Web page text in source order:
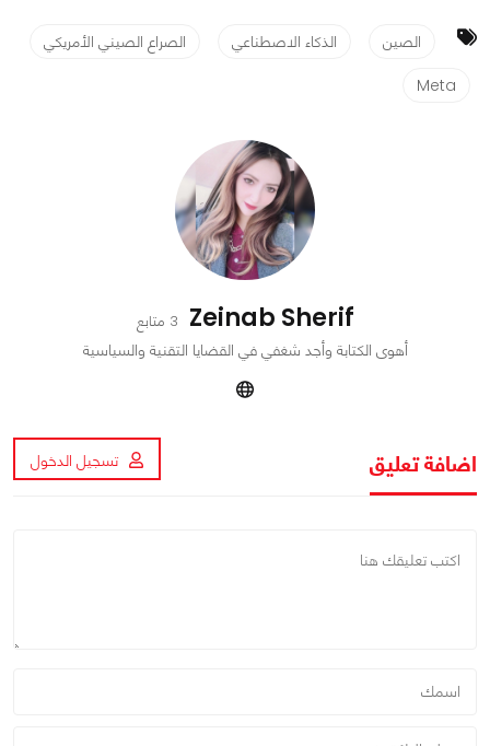
الصين الذكاء الاصطناعي
الصراع الصيني الأمريكي
Meta
Zeinab Sherif 3 متابع
أهوى الكتابة وأجد شغفي في القضايا التقنية والسياسية
اضافة تعليق تسجيل الدخول